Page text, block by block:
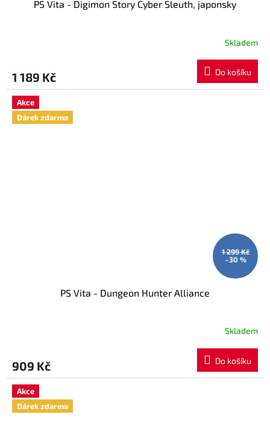
PS Vita - Digimon Story Cyber Sleuth, japonsky
Skladem
1 189 Kč Do košíku
Akce
Dárek zdarma
1 299 Kč
–30 %
PS Vita - Dungeon Hunter Alliance
Skladem
909 Kč Do košíku
Akce
Dárek zdarma